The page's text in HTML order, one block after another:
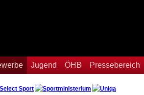
Jugend ÖHB Pressebereich